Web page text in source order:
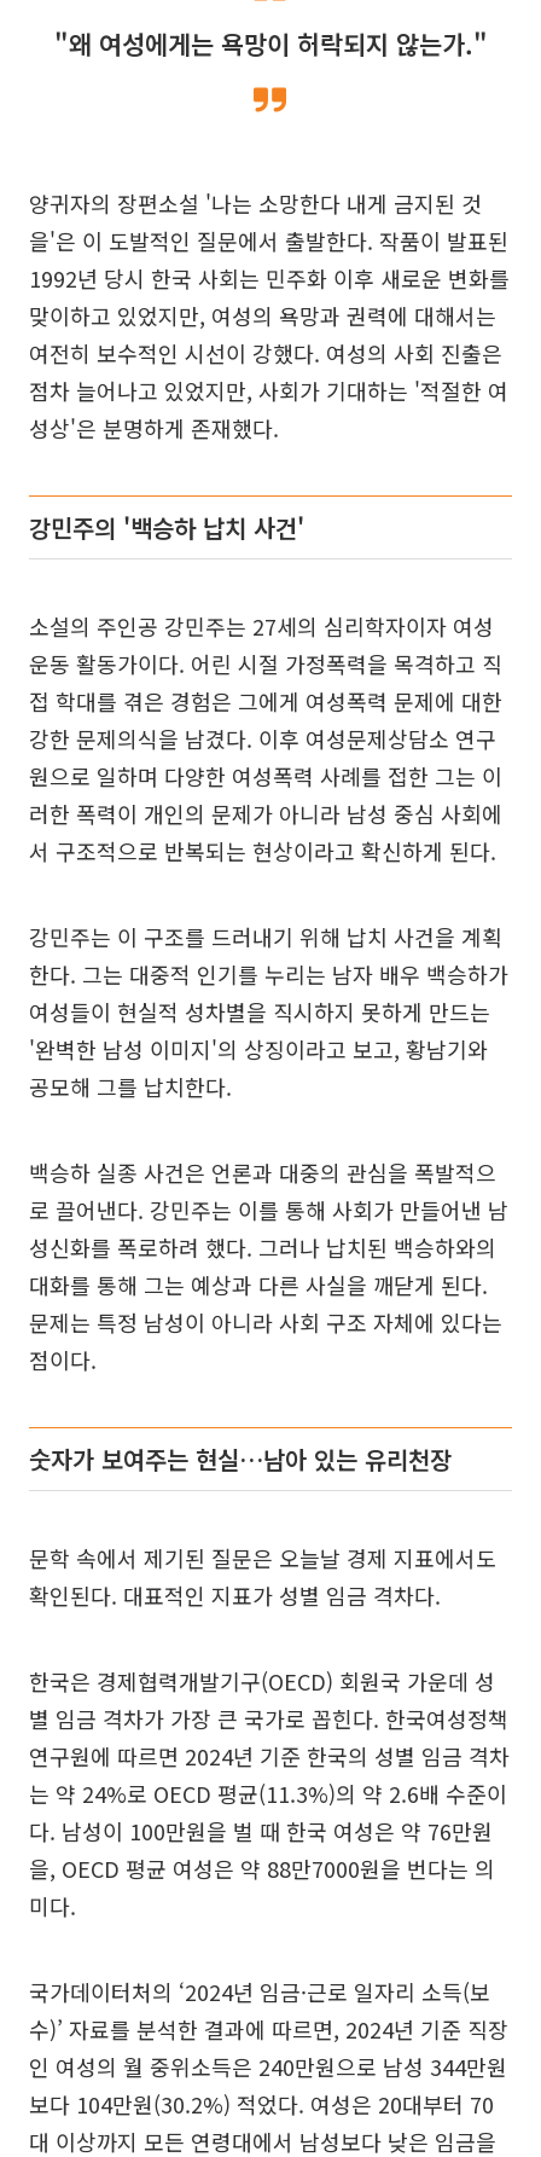
"왜 여성에게는 욕망이 허락되지 않는가."
양귀자의 장편소설 '나는 소망한다 내게 금지된 것
을'은 이 도발적인 질문에서 출발한다. 작품이 발표된
1992년 당시 한국 사회는 민주화 이후 새로운 변화를
맞이하고 있었지만, 여성의 욕망과 권력에 대해서는
여전히 보수적인 시선이 강했다. 여성의 사회 진출은
점차 늘어나고 있었지만, 사회가 기대하는 '적절한 여
성상'은 분명하게 존재했다.
강민주의 '백승하 납치 사건'
소설의 주인공 강민주는 27세의 심리학자이자 여성
운동 활동가이다. 어린 시절 가정폭력을 목격하고 직
접 학대를 겪은 경험은 그에게 여성폭력 문제에 대한
강한 문제의식을 남겼다. 이후 여성문제상담소 연구
원으로 일하며 다양한 여성폭력 사례를 접한 그는 이
러한 폭력이 개인의 문제가 아니라 남성 중심 사회에
서 구조적으로 반복되는 현상이라고 확신하게 된다.
강민주는 이 구조를 드러내기 위해 납치 사건을 계획
한다. 그는 대중적 인기를 누리는 남자 배우 백승하가
여성들이 현실적 성차별을 직시하지 못하게 만드는
'완벽한 남성 이미지'의 상징이라고 보고, 황남기와
공모해 그를 납치한다.
백승하 실종 사건은 언론과 대중의 관심을 폭발적으
로 끌어낸다. 강민주는 이를 통해 사회가 만들어낸 남
성신화를 폭로하려 했다. 그러나 납치된 백승하와의
대화를 통해 그는 예상과 다른 사실을 깨닫게 된다.
문제는 특정 남성이 아니라 사회 구조 자체에 있다는
점이다.
숫자가 보여주는 현실…남아 있는 유리천장
문학 속에서 제기된 질문은 오늘날 경제 지표에서도
확인된다. 대표적인 지표가 성별 임금 격차다.
한국은 경제협력개발기구(OECD) 회원국 가운데 성
별 임금 격차가 가장 큰 국가로 꼽힌다. 한국여성정책
연구원에 따르면 2024년 기준 한국의 성별 임금 격차
는 약 24%로 OECD 평균(11.3%)의 약 2.6배 수준이
다. 남성이 100만원을 벌 때 한국 여성은 약 76만원
을, OECD 평균 여성은 약 88만7000원을 번다는 의
미다.
국가데이터처의 ‘2024년 임금·근로 일자리 소득(보
수)’ 자료를 분석한 결과에 따르면, 2024년 기준 직장
인 여성의 월 중위소득은 240만원으로 남성 344만원
보다 104만원(30.2%) 적었다. 여성은 20대부터 70
대 이상까지 모든 연령대에서 남성보다 낮은 임금을